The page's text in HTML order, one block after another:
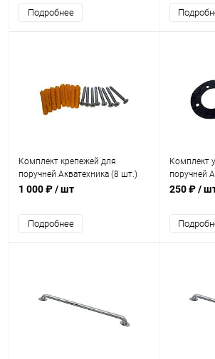
Подробнее
Комплект крепежей для
поручней Акватехника (8 шт.)
саморез 6,3х60+дюбель
1 000 ₽/ шт
Подробнее
Комплект
поручней
резиновая
250 ₽/